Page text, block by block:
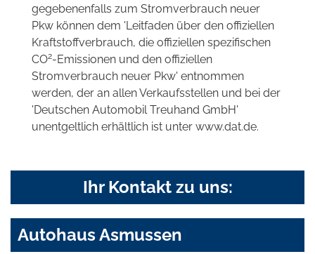
gegebenenfalls zum Stromverbrauch neuer
Pkw können dem 'Leitfaden über den offiziellen
Kraftstoffverbrauch, die offiziellen spezifischen
CO2-Emissionen und den offiziellen
Stromverbrauch neuer Pkw' entnommen
werden, der an allen Verkaufsstellen und bei der
'Deutschen Automobil Treuhand GmbH'
unentgeltlich erhältlich ist unter www.dat.de.
Ihr Kontakt zu uns:
Autohaus Asmussen